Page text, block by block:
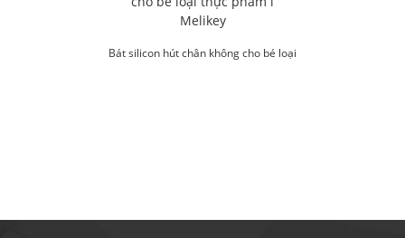
Bát silicon hút chân không cho bé loại